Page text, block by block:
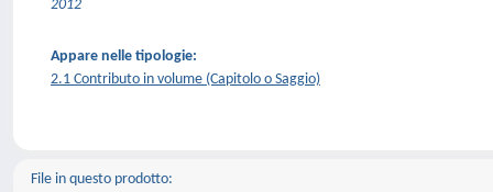
2012
Appare nelle tipologie:
2.1 Contributo in volume (Capitolo o Saggio)
File in questo prodotto: